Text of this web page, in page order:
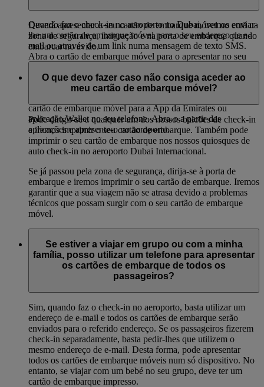
Quando faz o check-in no aeroporto no Dubai, iremos enviar-
lhe um cartão de embarque móvel para o seu endereço de e-
mail ou através de um link numa mensagem de texto SMS.
Abra o cartão de embarque móvel para o apresentar no seu
embarque móvel nos nossos quiosques de auto check-in.
cartão de embarque móvel para a App da Emirates ou
aplicação Wallet no seu telefone. Abra-o a partir das
aplicações e apresente-o no aeroporto.
Deverá apresentar o seu cartão de embarque móvel no ecrã na
zona de segurança, imigração e na porta de embarque quando
embarcar no avião.
O que devo fazer caso não consiga aceder ao
meu cartão de embarque móvel?
Pode dirigir-se a qualquer um dos nossos balcões de check-in
e iremos imprimir o seu cartão de embarque. Também pode
imprimir o seu cartão de embarque nos nossos quiosques de
auto check-in no aeroporto Dubai Internacional.
Se já passou pela zona de segurança, dirija-se à porta de
embarque e iremos imprimir o seu cartão de embarque. Iremos
garantir que a sua viagem não se atrasa devido a problemas
técnicos que possam surgir com o seu cartão de embarque
móvel.
Se estiver a viajar em grupo ou com a minha
família, posso utilizar um telefone para apresentar
os cartões de embarque de todos os
passageiros?
Sim, quando faz o check-in no aeroporto, basta utilizar um
endereço de e-mail e todos os cartões de embarque serão
enviados para o referido endereço. Se os passageiros fizerem
check-in separadamente, basta pedir-lhes que utilizem o
mesmo endereço de e-mail. Desta forma, pode apresentar
todos os cartões de embarque móveis num só dispositivo. No
entanto, se viajar com um bebé no seu grupo, deve ter um
cartão de embarque impresso.